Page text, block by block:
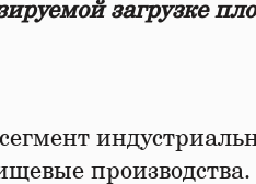
загрузке